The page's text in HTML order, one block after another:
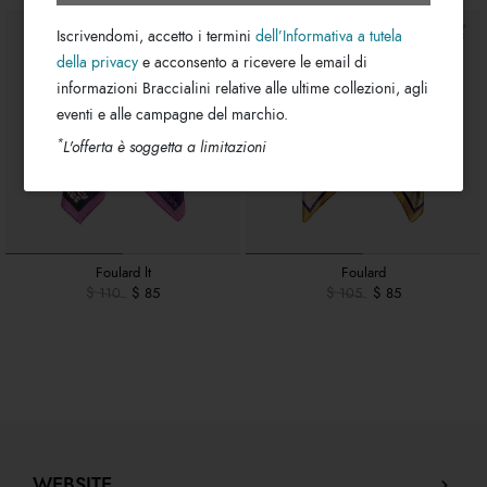
Foulard lt
$ 110
$ 85
Foulard
$ 105
$ 85
Iscrivendomi, accetto i terminidell’Informativa a tutela
della privacy e acconsento a ricevere le email di
informazioni Braccialini relative alle ultime collezioni, agli
eventi e alle campagne del marchio.
*L'offerta è soggetta a limitazioni